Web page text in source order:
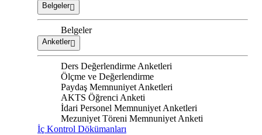
Belgeler
Belgeler
Anketler
Ders Değerlendirme Anketleri
Ölçme ve Değerlendirme
Paydaş Memnuniyet Anketleri
AKTS Öğrenci Anketi
İdari Personel Memnuniyet Anketleri
Mezuniyet Töreni Memnuniyet Anketi
İç Kontrol Dökümanları